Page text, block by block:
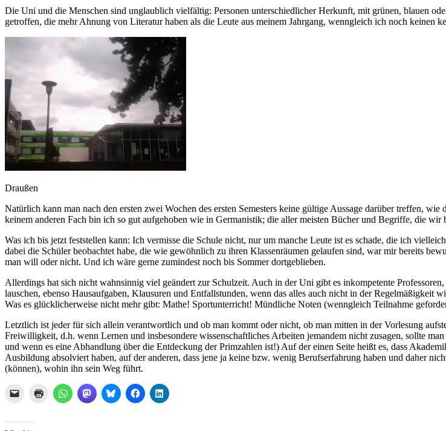
Die Uni und die Menschen sind unglaublich vielfältig: Personen unterschiedlicher Herkunft, mit grünen, blauen
getroffen, die mehr Ahnung von Literatur haben als die Leute aus meinem Jahrgang, wenngleich ich noch keinen
Draußen
Natürlich kann man nach den ersten zwei Wochen des ersten Semesters keine gültige Aussage darüber treffen,
keinem anderen Fach bin ich so gut aufgehoben wie in Germanistik; die aller meisten Bücher und Begriffe, die wir
Was ich bis jetzt feststellen kann: Ich vermisse die Schule nicht, nur um manche Leute ist es schade, die ich
dabei die Schüler beobachtet habe, die wie gewöhnlich zu ihren Klassenräumen gelaufen sind, war mir bereits
man will oder nicht. Und ich wäre gerne zumindest noch bis Sommer dortgeblieben.
Allerdings hat sich nicht wahnsinnig viel geändert zur Schulzeit. Auch in der Uni gibt es inkompetente
lauschen, ebenso Hausaufgaben, Klausuren und Entfallstunden, wenn das alles auch nicht in der Regelmäßigkeit
Was es glücklicherweise nicht mehr gibt: Mathe! Sportunterricht! Mündliche Noten (wenngleich Teilnahme
Letztlich ist jeder für sich allein verantwortlich und ob man kommt oder nicht, ob man mitten in der Vorlesung
Freiwilligkeit, d.h. wenn Lernen und insbesondere wissenschaftliches Arbeiten jemandem nicht zusagen, sollte
und wenn es eine Abhandlung über die Entdeckung der Primzahlen ist!) Auf der einen Seite heißt es, dass
Ausbildung absolviert haben, auf der anderen, dass jene ja keine bzw. wenig Berufserfahrung haben und daher
(können), wohin ihn sein Weg führt.